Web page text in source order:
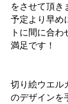
をさせて頂き
予定より早め
トに間に合
満足です！
切り絵ウエル
のデザインを